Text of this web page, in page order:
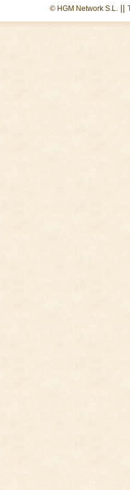
© HGM Network S.L. ||